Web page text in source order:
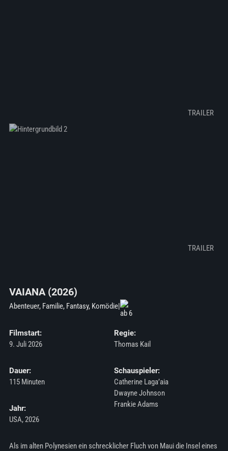
VAIANA (2026)
Abenteuer, Familie, Fantasy, Komödie|
Filmstart:
9. Juli 2026
Dauer:
115 Minuten
Jahr:
USA, 2026
Regie:
Thomas Kail
Schauspieler:
Catherine Laga’aia
Dwayne Johnson
Frankie Adams
Als im alten Polynesien ein schrecklicher Fluch von Maui die Insel eines